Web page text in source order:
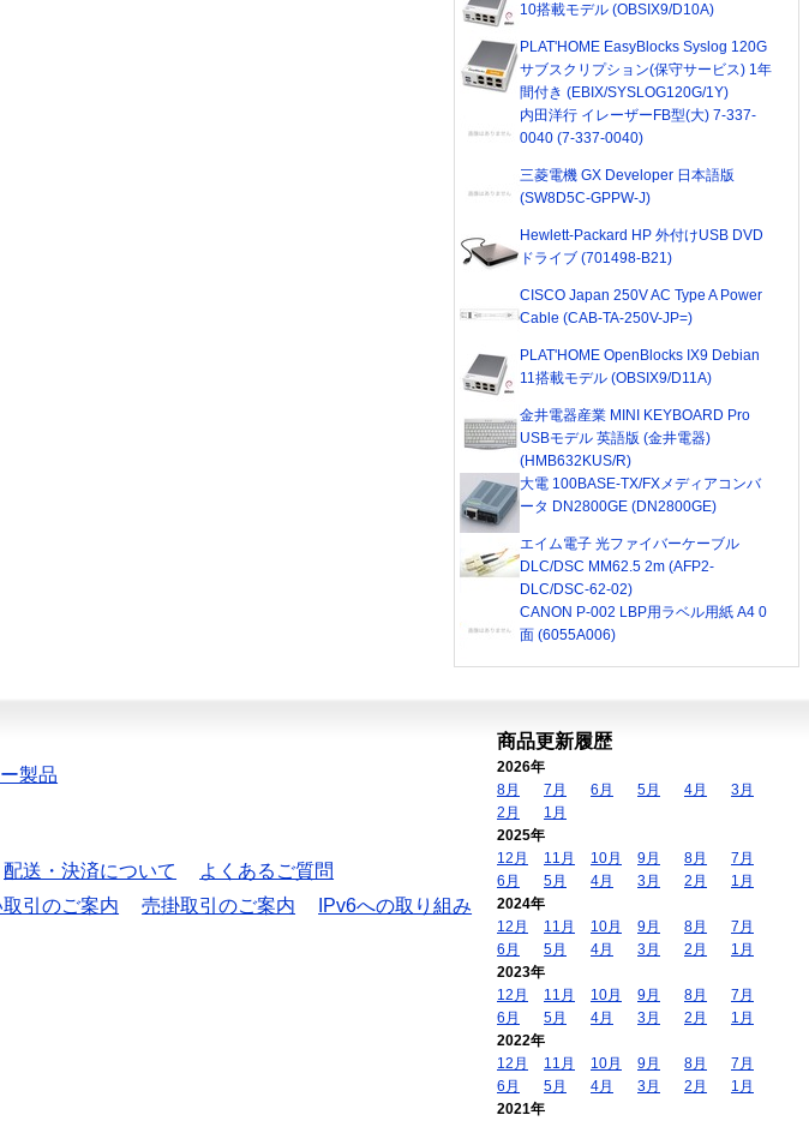
10搭載モデル (OBSIX9/D10A)
PLAT'HOME EasyBlocks Syslog 120G
サブスクリプション(保守サービス) 1年
間付き (EBIX/SYSLOG120G/1Y)
内田洋行 イレーザーFB型(大) 7-337-
0040 (7-337-0040)
三菱電機 GX Developer 日本語版
(SW8D5C-GPPW-J)
Hewlett-Packard HP 外付けUSB DVD
ドライブ (701498-B21)
CISCO Japan 250V AC Type A Power
Cable (CAB-TA-250V-JP=)
PLAT'HOME OpenBlocks IX9 Debian
11搭載モデル (OBSIX9/D11A)
金井電器産業 MINI KEYBOARD Pro
USBモデル 英語版 (金井電器)
(HMB632KUS/R)
大電 100BASE-TX/FXメディアコンバ
ータ DN2800GE (DN2800GE)
エイム電子 光ファイバーケーブル
DLC/DSC MM62.5 2m (AFP2-
DLC/DSC-62-02)
CANON P-002 LBP用ラベル用紙 A4 0
面 (6055A006)
製品
配送・決済について
よくあるご質問
引のご案内 売掛取引のご案内
IPv6への取り組み
商品更新履歴
2026年
8月
7月 6月 5月 4月
3月
2月
1月
2025年
12月
11月 10月 9月 8月
7月
6月
5月 4月 3月 2月
1月
2024年
12月
11月 10月 9月 8月
7月
6月
5月 4月 3月 2月
1月
2023年
12月
11月 10月 9月 8月
7月
6月
5月 4月 3月 2月
1月
2022年
12月
11月 10月 9月 8月
7月
6月
5月 4月 3月 2月
1月
2021年